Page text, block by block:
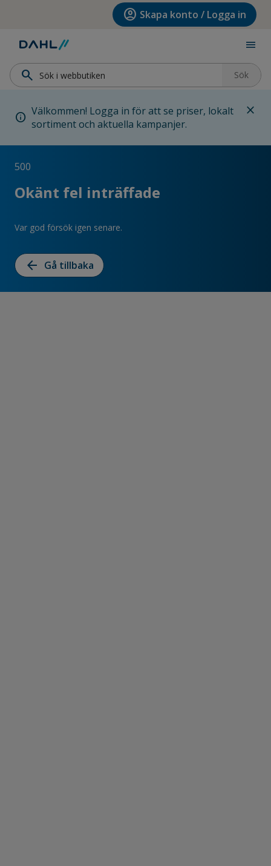
Hoppa till huvudinnehållet account_circle Skapa konto / Logga in
menu
search Sök
info Välkommen! Logga in för att se priser, lokalt
sortiment och aktuella kampanjer.
close
500
Okänt fel inträffade
Var god försök igen senare.
arrow_back Gå tillbaka